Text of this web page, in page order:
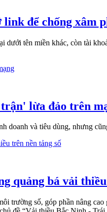
để chống xâm
tên miền khác, còn tài
lừa đảo trên
doanh và tiêu dùng, nhưng
quảng bá vải
trường số, góp phần nâng